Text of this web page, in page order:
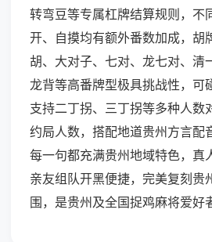
转弯豆等专属杠牌结算规则，不
开、自摸均有额外番数加成，胡
胡、大对子、七对、龙七对、清
龙背等高番牌型极具挑战性，可
支持二丁拐、三丁拐等多种人数
约局人数，搭配地道贵州方言配
每一句都充满贵州地域特色，真
亲友组队开黑便捷，完美复刻贵
围，是贵州及全国捉鸡麻将爱好